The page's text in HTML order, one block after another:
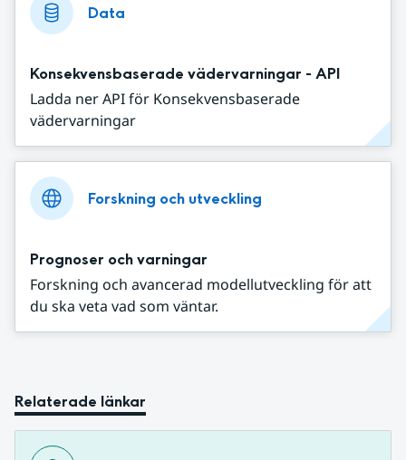
Data
Konsekvensbaserade vädervarningar - API
Ladda ner API för Konsekvensbaserade
vädervarningar
Forskning och utveckling
Prognoser och varningar
Forskning och avancerad modellutveckling för att
du ska veta vad som väntar.
Relaterade länkar